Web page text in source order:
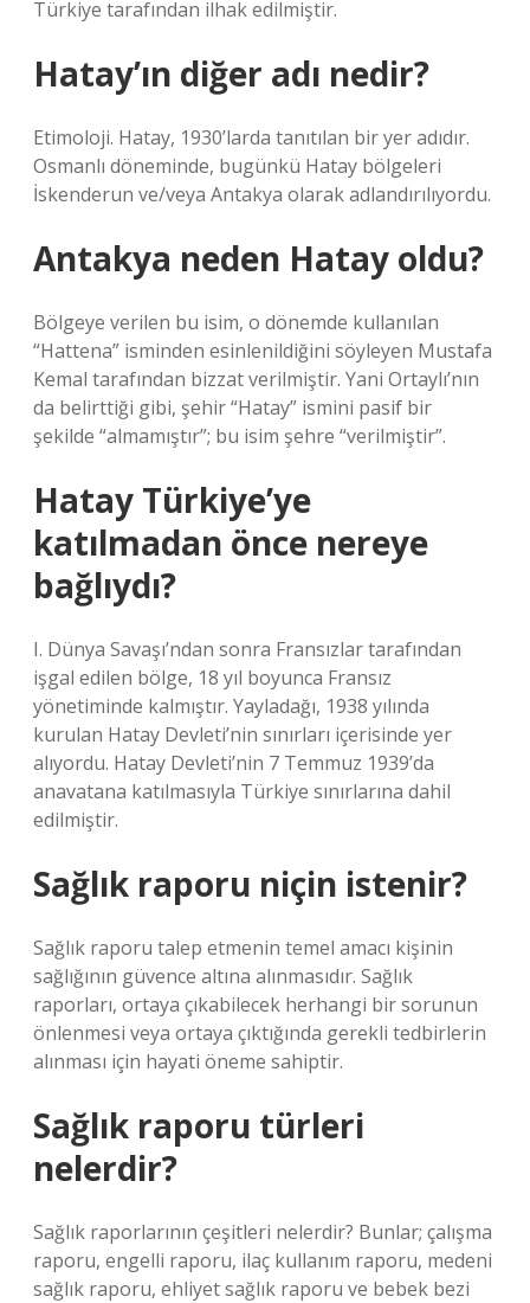
Türkiye tarafından ilhak edilmiştir.
Hatay’ın diğer adı nedir?
Etimoloji. Hatay, 1930’larda tanıtılan bir yer adıdır.
Osmanlı döneminde, bugünkü Hatay bölgeleri
İskenderun ve/veya Antakya olarak adlandırılıyordu.
Antakya neden Hatay oldu?
Bölgeye verilen bu isim, o dönemde kullanılan
“Hattena” isminden esinlenildiğini söyleyen Mustafa
Kemal tarafından bizzat verilmiştir. Yani Ortaylı’nın
da belirttiği gibi, şehir “Hatay” ismini pasif bir
şekilde “almamıştır”; bu isim şehre “verilmiştir”.
Hatay Türkiye’ye
katılmadan önce nereye
bağlıydı?
I. Dünya Savaşı’ndan sonra Fransızlar tarafından
işgal edilen bölge, 18 yıl boyunca Fransız
yönetiminde kalmıştır. Yayladağı, 1938 yılında
kurulan Hatay Devleti’nin sınırları içerisinde yer
alıyordu. Hatay Devleti’nin 7 Temmuz 1939’da
anavatana katılmasıyla Türkiye sınırlarına dahil
edilmiştir.
Sağlık raporu niçin istenir?
Sağlık raporu talep etmenin temel amacı kişinin
sağlığının güvence altına alınmasıdır. Sağlık
raporları, ortaya çıkabilecek herhangi bir sorunun
önlenmesi veya ortaya çıktığında gerekli tedbirlerin
alınması için hayati öneme sahiptir.
Sağlık raporu türleri
nelerdir?
Sağlık raporlarının çeşitleri nelerdir? Bunlar; çalışma
raporu, engelli raporu, ilaç kullanım raporu, medeni
sağlık raporu, ehliyet sağlık raporu ve bebek bezi